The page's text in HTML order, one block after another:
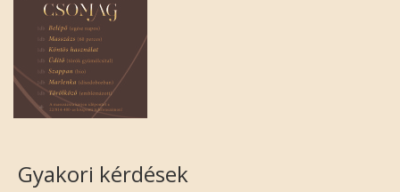
Gyakori kérdések